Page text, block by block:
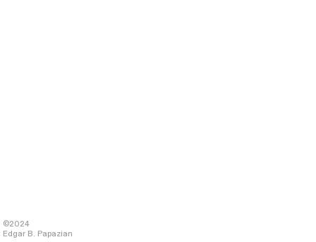
©2024
Edgar B. Papazian